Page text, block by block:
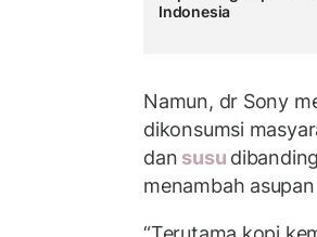
Indonesia
Namun, dr Sony
dikonsumsi
dan susu
menambah